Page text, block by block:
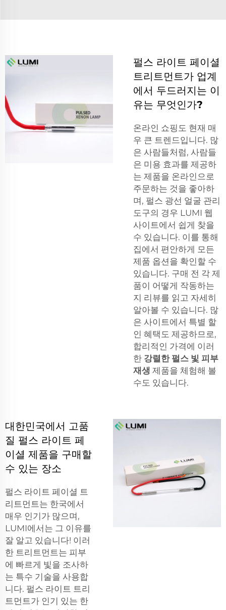
펄스 라이트 페이셜
트리트먼트가 업계
에서 두드러지는 이
유는 무엇인가?
온라인 쇼핑도 현재 매
우 큰 트렌드입니다. 많
은 사람들처럼, 사람들
은 미용 효과를 제공하
는 제품을 온라인으로
주문하는 것을 좋아하
며, 펄스 광선 얼굴 관리
도구의 경우 LUMI 웹
사이트에서 쉽게 찾을
수 있습니다. 이를 통해
집에서 편안하게 모든
제품 옵션을 확인할 수
있습니다. 구매 전 각 제
품이 어떻게 작동하는
지 리뷰를 읽고 자세히
알아볼 수 있습니다. 많
은 사이트에서 특별 할
인 혜택도 제공하므로,
합리적인 가격에 이러
한 강렬한 펄스 빛 피부
재생 제품을 체험해 볼
수도 있습니다.
대한민국에서 고품
질 펄스 라이트 페
이셜 제품을 구매할
수 있는 장소
펄스 라이트 페이셜 트
리트먼트는 한국에서
매우 인기가 많으며,
LUMI에서는 그 이유를
잘 알고 있습니다! 이러
한 트리트먼트는 피부
에 빠르게 빛을 조사하
는 특수 기술을 사용합
니다. 펄스 라이트 트리
트먼트가 인기 있는 한